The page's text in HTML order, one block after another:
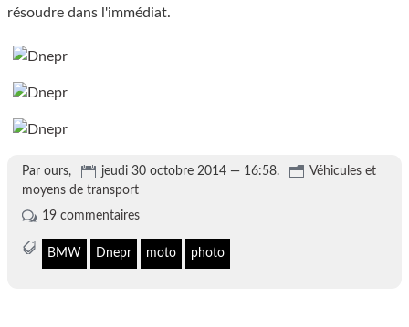
résoudre dans l'immédiat.
Par ours, jeudi 30 octobre 2014 — 16:58.
Véhicules et
moyens de transport
19 commentaires
BMW Dnepr moto photo